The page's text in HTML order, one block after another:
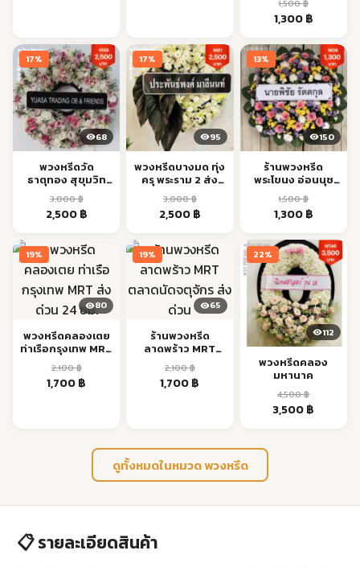
1,500฿
Original
was:
1,500 ฿.
1,300฿Current
is:
1,300 ฿.
17%
68
พวงหรีดวัด
ธาตุทอง สุขุมวิท
BTS เอกมัย ส่งด่วน
3,000฿
Original
3,000 ฿.
2,500฿Current
is:
2,500 ฿.
17%
95
พวงหรีดบางมด ทุ่ง
ครุ พระราม 2 ส่ง
ตรงเวลา
3,000฿
Original
was:
3,000 ฿.
2,500฿Current
is:
2,500 ฿.
13%
150
ร้านพวงหรีด
พระโขนง อ่อนนุช
สุขุมวิท ส่งด่วน
1,500฿
Original
was:
1,500 ฿.
1,300฿Current
is:
1,300 ฿.
19%
80
พวงหรีดคลองเตย
ท่าเรือกรุงเทพ MRT
ส่งด่วน 24 ชม.
2,100฿
Original
1,700฿
19%
65
ร้านพวงหรีด
ลาดพร้าว MRT
ตลาดนัดจตุจักร ส่ง
ด่วน
2,100฿
Original
1,700฿
22%
112
พวงหรีดคลอง
มหานาค
4,500฿
Original
3,500฿
ดูทั้งหมดในหมวด พวงหรีด
📋 รายละเอียดสินค้า